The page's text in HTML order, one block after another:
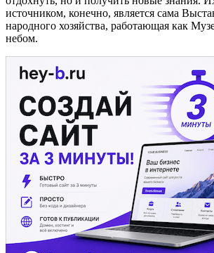
источником, конечно, является сама
народного хозяйства, работающая как
небом.